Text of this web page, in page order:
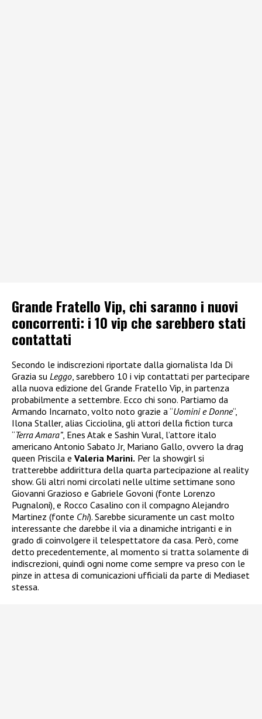
Grande Fratello Vip, chi saranno i nuovi
concorrenti: i 10 vip che sarebbero stati
contattati
Secondo le indiscrezioni riportate dalla giornalista Ida Di
Grazia su Leggo, sarebbero 10 i vip contattati per partecipare
alla nuova edizione del Grande Fratello Vip, in partenza
probabilmente a settembre. Ecco chi sono. Partiamo da
Armando Incarnato, volto noto grazie a “Uomini e Donne“,
Ilona Staller, alias Cicciolina, gli attori della fiction turca
“Terra Amara”, Enes Atak e Sashin Vural, l’attore italo
americano Antonio Sabato Jr, Mariano Gallo, ovvero la drag
queen Priscila e Valeria Marini. Per la showgirl si
tratterebbe addirittura della quarta partecipazione al reality
show. Gli altri nomi circolati nelle ultime settimane sono
Giovanni Grazioso e Gabriele Govoni (fonte Lorenzo
Pugnaloni), e Rocco Casalino con il compagno Alejandro
Martinez (fonte Chi). Sarebbe sicuramente un cast molto
interessante che darebbe il via a dinamiche intriganti e in
grado di coinvolgere il telespettatore da casa. Però, come
detto precedentemente, al momento si tratta solamente di
indiscrezioni, quindi ogni nome come sempre va preso con le
pinze in attesa di comunicazioni ufficiali da parte di Mediaset
stessa.